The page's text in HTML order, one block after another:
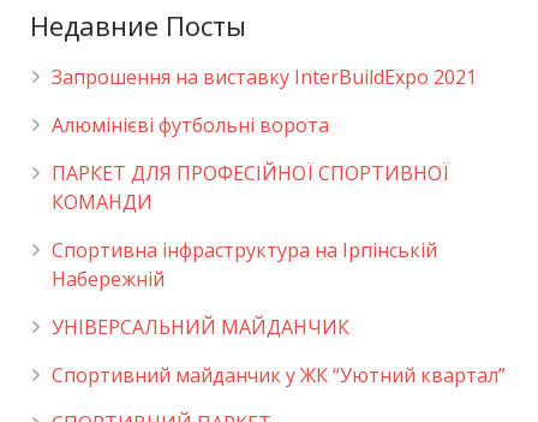
Недавние Посты
Запрошення на виставку InterBuildExpo 2021
Алюмінієві футбольні ворота
ПАРКЕТ ДЛЯ ПРОФЕСІЙНОЇ СПОРТИВНОЇ
КОМАНДИ
Спортивна інфраструктура на Ірпінській
Набережній
УНІВЕРСАЛЬНИЙ МАЙДАНЧИК
Cпортивний майданчик у ЖК “Уютний квартал”